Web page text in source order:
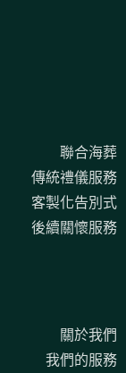
聯合海葬
傳統禮儀服務
客製化告別式
後續關懷服務
關於我們
我們的服務